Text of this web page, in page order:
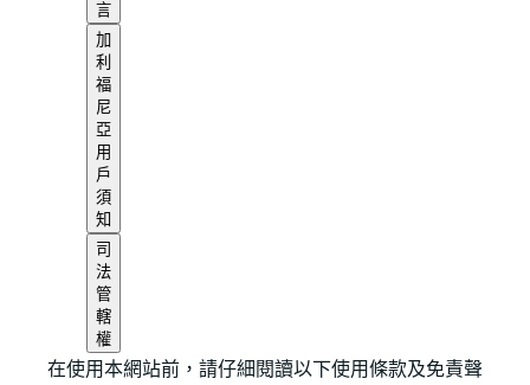
言
加
利
福
尼
亞
用
戶
須
知
司
法
管
轄
權
在使用本網站前，請仔細閱讀以下使用條款及免責聲